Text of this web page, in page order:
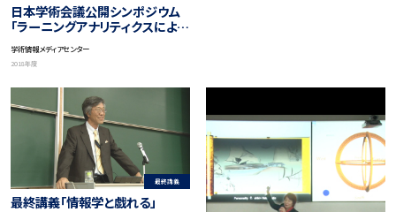
日本学術会議公開シンポジウム
「ラーニングアナリティクスによる
国際シンポジウム」
学術情報メディアセンター
2018年度
最終講義
最終講義「情報学と戯れる」